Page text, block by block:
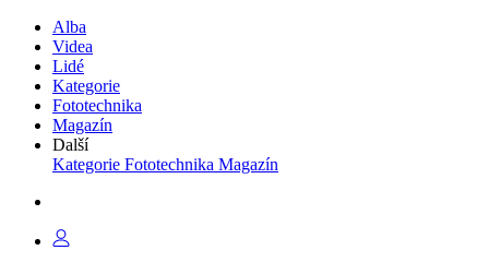
Alba
Videa
Lidé
Kategorie
Fototechnika
Magazín
Další
Kategorie Fototechnika Magazín